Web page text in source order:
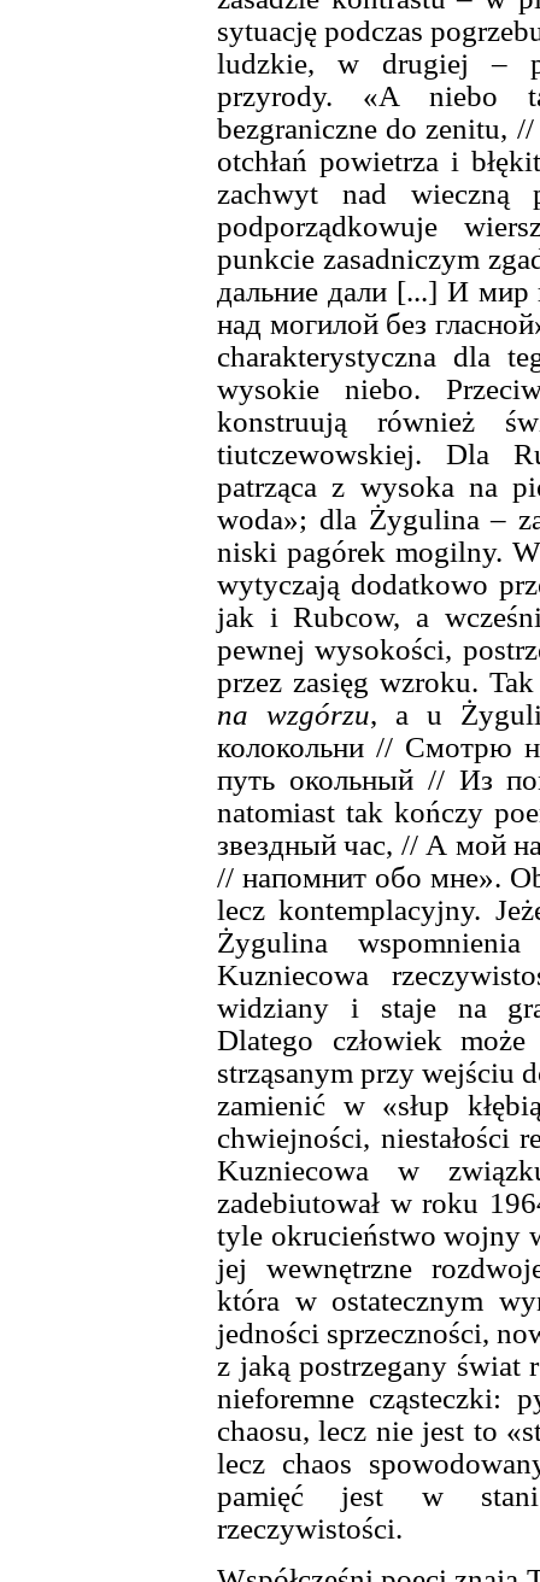
sytuację podczas
ludzkie, w drugiej –
przyrody. «A niebo
bezgraniczne do zenitu,
otchłań powietrza i
zachwyt nad wieczną
podporządkowuje
punkcie zasadniczym
дальние дали [...] И мир
над могилой без
charakterystyczna dla
wysokie niebo.
konstruują również
tiutczewowskiej. Dla
patrząca z wysoka na
woda»; dla Żygulina –
niski pagórek mogilny.
wytyczają dodatkowo
jak i Rubcow, a
pewnej wysokości,
przez zasięg wzroku.
na wzgórzu, a u
колокольни // Смотрю
путь окольный // Из
natomiast tak kończy
звездный час, // А мой
// напомнит обо мне».
lecz kontemplacyjny.
Żygulina
Kuzniecowa
widziany i staje na
Dlatego człowiek
strząsanym przy wejściu
zamienić w «słup
chwiejności, niestałości
Kuzniecowa w
zadebiutował w roku
tyle okrucieństwo wojny
jej wewnętrzne
która w ostatecznym
jedności sprzeczności,
z jaką postrzegany świat
nieforemne cząsteczki:
chaosu, lecz nie jest to
lecz chaos
pamięć jest w
rzeczywistości.